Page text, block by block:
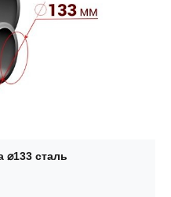
⌀133 сталь